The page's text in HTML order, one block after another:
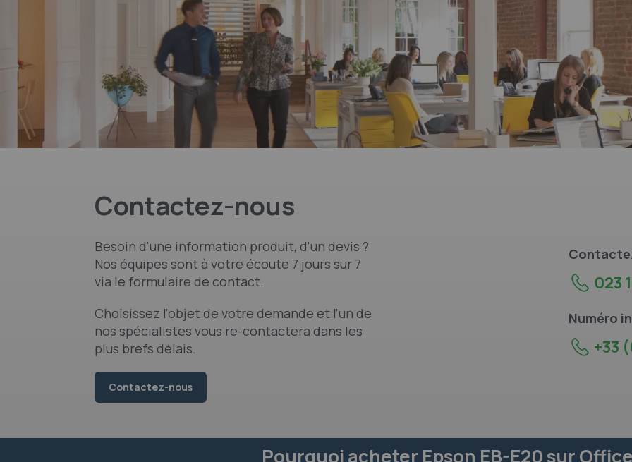
Contactez-nous
Besoin d'une information produit, d'un devis ?
Nos équipes sont à votre écoute 7 jours sur 7
via le formulaire de contact.
Choisissez l'objet de votre demande et l'un de
nos spécialistes vous re-contactera dans les
plus brefs délais.
Contactez-nous
023
Numéro
+33
Pourquoi acheter Epson EB-E20 sur